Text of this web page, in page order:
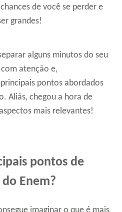
de você se perder e
grandes!
alguns minutos do seu
atenção e,
pontos abordados
Aliás, chegou a hora de
mais relevantes!
pontos de
Enem?